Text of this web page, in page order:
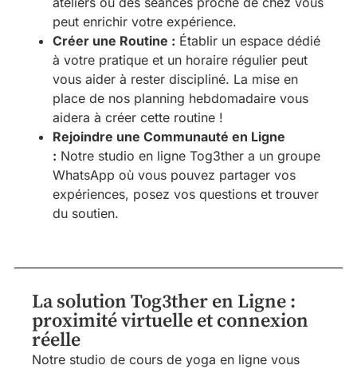
peut enrichir votre expérience.
Créer une Routine : Établir un espace dédié
à votre pratique et un horaire régulier peut
vous aider à rester discipliné. La mise en
place de nos planning hebdomadaire vous
aidera à créer cette routine !
Rejoindre une Communauté en Ligne
: Notre studio en ligne Tog3ther a un groupe
WhatsApp où vous pouvez partager vos
expériences, posez vos questions et trouver
du soutien.
La solution Tog3ther en Ligne :
proximité virtuelle et connexion
réelle
Notre studio de cours de yoga en ligne vous